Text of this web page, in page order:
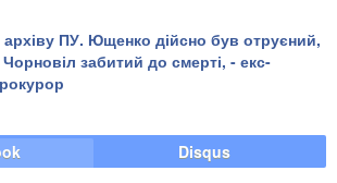
архіву ПУ. Ющенко дійсно був отруєний,
забитий до смерті, - екс-
Disqus